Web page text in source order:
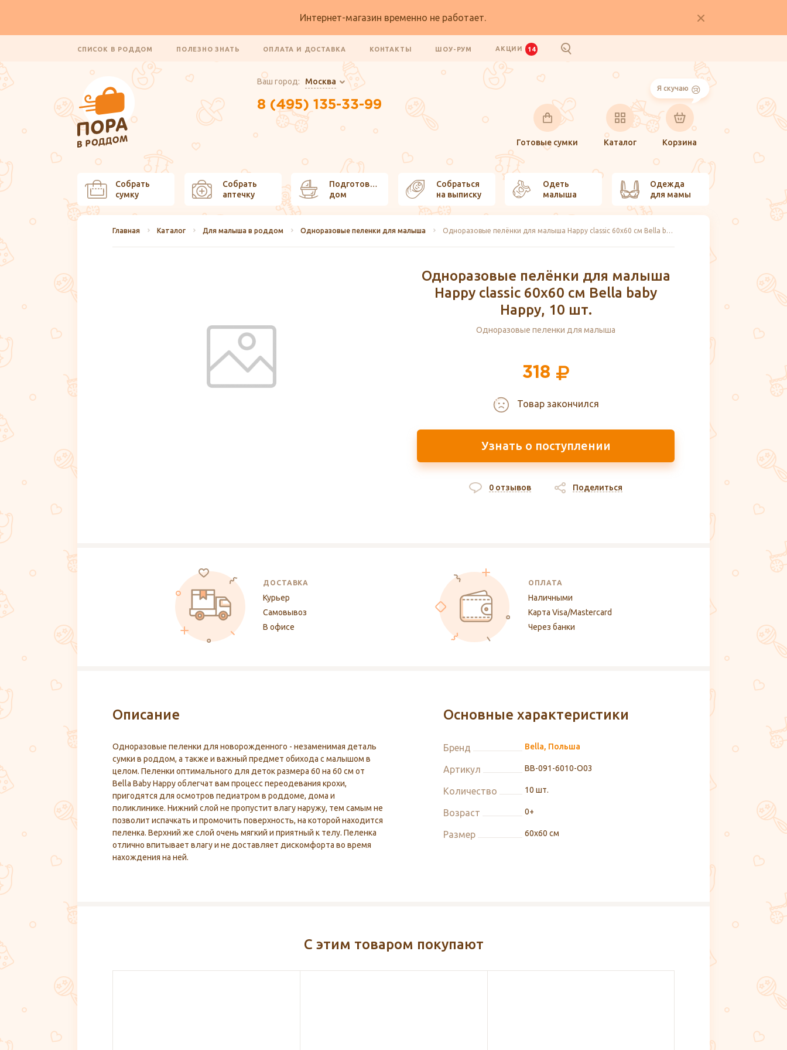
Интернет-магазин временно не работает.
СПИСОК В РОДДОМ ПОЛЕЗНО ЗНАТЬ ОПЛАТА И ДОСТАВКА КОНТАКТЫ ШОУ-РУМ АКЦИИ 14
Ваш город: Москва
8 (495) 135-33-99
Готовые сумки Каталог
Я скучаю
Корзина
Собрать
сумку
Собрать
аптечку
Подготовить
дом
Собраться
на выписку
Одеть
малыша
Одежда
для мамы
Главная Каталог Для малыша в роддом Одноразовые пеленки для малыша Одноразовые пелёнки для малыша Happy classic 60х60 см Bella baby Happy, 10 шт.
Одноразовые пелёнки для малыша
Happy classic 60х60 см Bella baby
Happy, 10 шт.
Одноразовые пеленки для малыша
318
Товар закончился
Узнать о поступлении
0 отзывов Поделиться
ДОСТАВКА
Курьер
Самовывоз
В офисе
ОПЛАТА
Наличными
Карта Visa/Mastercard
Через банки
Описание
Одноразовые пеленки для новорожденного - незаменимая деталь
сумки в роддом, а также и важный предмет обихода с малышом в
целом. Пеленки оптимального для деток размера 60 на 60 см от
Bella Baby Happy облегчат вам процесс переодевания крохи,
пригодятся для осмотров педиатром в роддоме, дома и
поликлинике. Нижний слой не пропустит влагу наружу, тем самым не
позволит испачкать и промочить поверхность, на которой находится
пеленка. Верхний же слой очень мягкий и приятный к телу. Пеленка
отлично впитывает влагу и не доставляет дискомфорта во время
нахождения на ней.
Основные характеристики
Бренд Bella, Польша
Артикул BB-091-6010-O03
Количество 10 шт.
Возраст 0+
Размер 60х60 см
С этим товаром покупают